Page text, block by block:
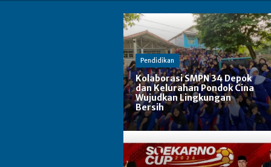
Pendidikan
Kolaborasi SMPN 34 Depok
dan Kelurahan Pondok Cina
Wujudkan Lingkungan
Bersih